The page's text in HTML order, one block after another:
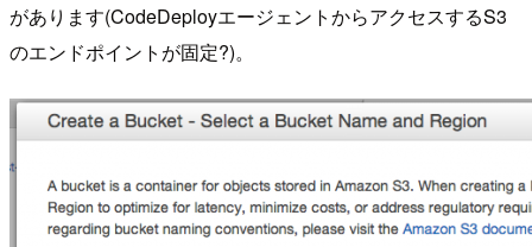
があります(CodeDeployエージェントからアクセスするS3
のエンドポイントが固定?)。